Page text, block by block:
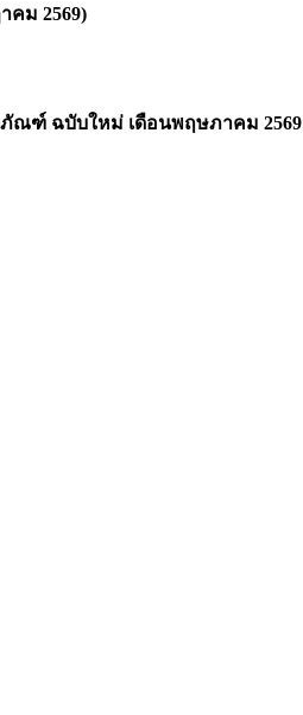
คม 2569)
ณฑ์ ฉบับใหม่ เดือนพฤษภาคม 2569